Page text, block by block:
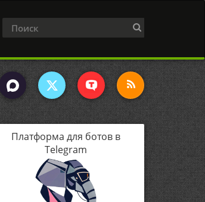
Платформа для ботов в
Telegram